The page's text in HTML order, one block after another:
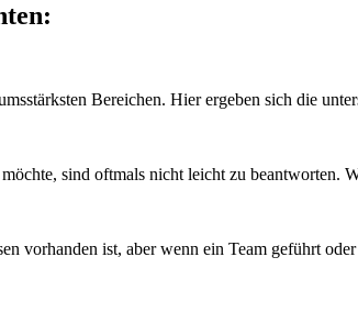
Bereichen. Hier ergeben sich die
sind oftmals nicht leicht zu beantworten.
vorhanden ist, aber wenn ein Team geführt